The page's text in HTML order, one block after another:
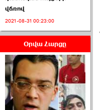
ՏԵՍԱՆՅՈՒԹ․ Ի՞նչ
իրավիճակ է այս ›››
2026-07-04 10:40:00
վճռով
2021-08-31 00:23:00
Օրվա Հարցը